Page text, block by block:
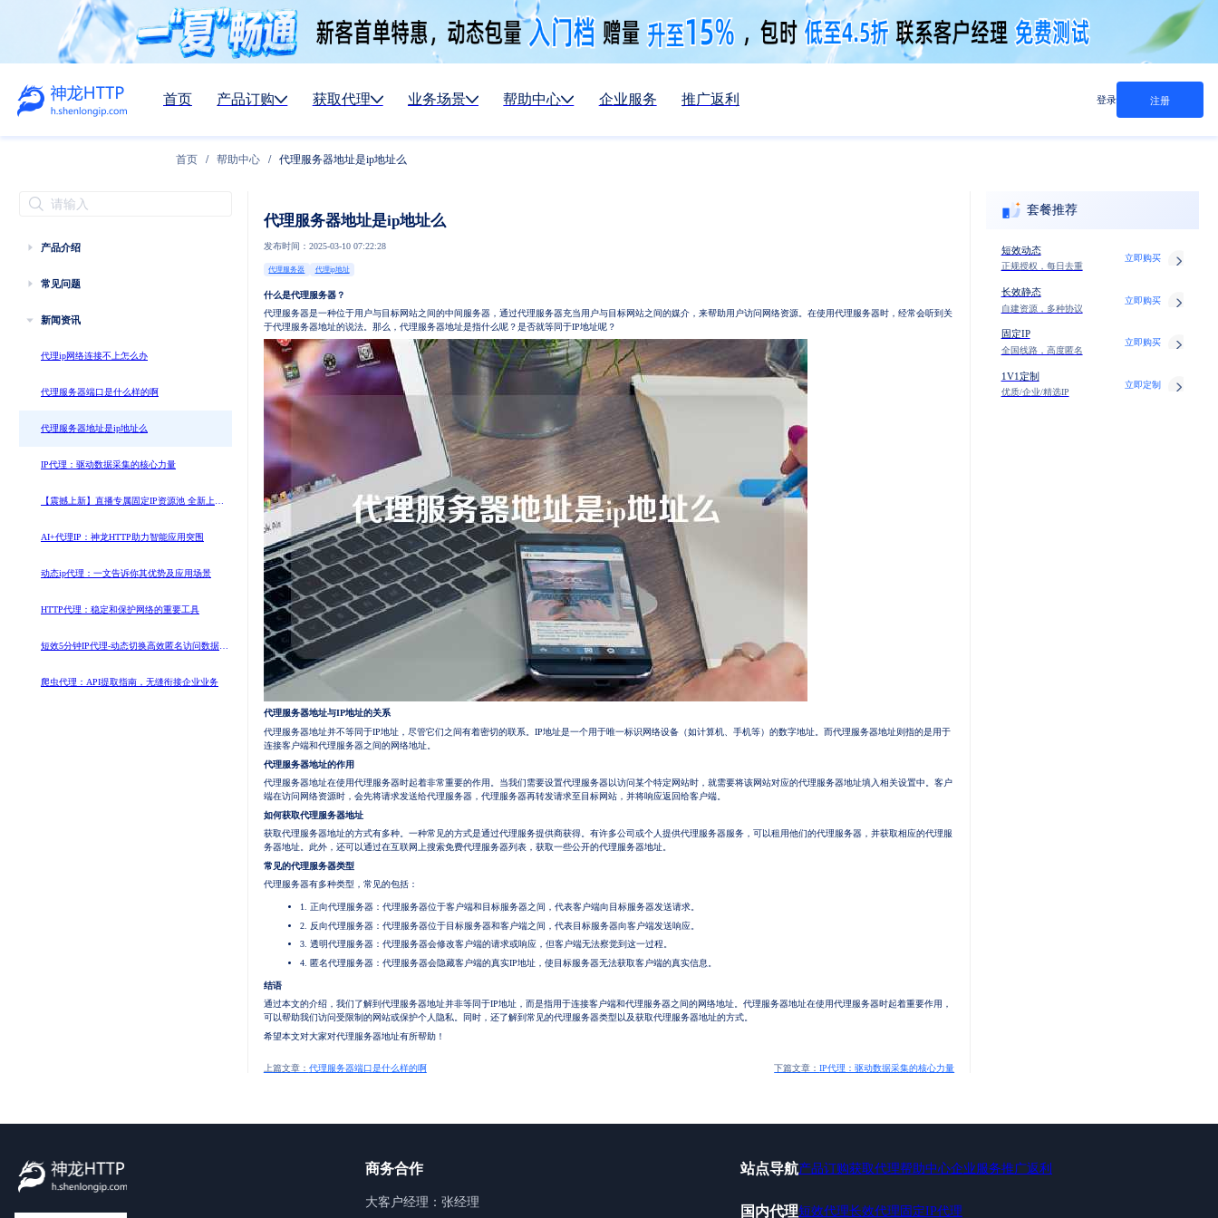
首页 产品订购 获取代理 业务场景 帮助中心 企业服务 推广返利 登录 注册
首页 / 帮助中心 / 代理服务器地址是ip地址么
产品介绍
常见问题
新闻资讯
代理ip网络连接不上怎么办
代理服务器端口是什么样的啊
代理服务器地址是ip地址么
IP代理：驱动数据采集的核心力量
【震撼上新】直播专属固定IP资源池 全新上
线！
AI+代理IP：神龙HTTP助力智能应用突围
动态ip代理：一文告诉你其优势及应用场景
HTTP代理：稳定和保护网络的重要工具
短效5分钟IP代理-动态切换高效匿名访问数据采
集专用
爬虫代理：API提取指南，无缝衔接企业业务
代理服务器地址是ip地址么
发布时间：2025-03-10 07:22:28
代理服务器 代理ip地址
什么是代理服务器？
代理服务器是一种位于用户与目标网站之间的中间服务器，通过代理服务器充当用户与目标网站之间的媒介，来帮助用户访问网络资源。在使用代理服务器时，经常会听到关
于代理服务器地址的说法。那么，代理服务器地址是指什么呢？是否就等同于IP地址呢？
代理服务器地址与IP地址的关系
代理服务器地址并不等同于IP地址，尽管它们之间有着密切的联系。IP地址是一个用于唯一标识网络设备（如计算机、手机等）的数字地址。而代理服务器地址则指的是用于
连接客户端和代理服务器之间的网络地址。
代理服务器地址的作用
代理服务器地址在使用代理服务器时起着非常重要的作用。当我们需要设置代理服务器以访问某个特定网站时，就需要将该网站对应的代理服务器地址填入相关设置中。客户
端在访问网络资源时，会先将请求发送给代理服务器，代理服务器再转发请求至目标网站，并将响应返回给客户端。
如何获取代理服务器地址
获取代理服务器地址的方式有多种。一种常见的方式是通过代理服务提供商获得。有许多公司或个人提供代理服务器服务，可以租用他们的代理服务器，并获取相应的代理服
务器地址。此外，还可以通过在互联网上搜索免费代理服务器列表，获取一些公开的代理服务器地址。
常见的代理服务器类型
代理服务器有多种类型，常见的包括：
1. 正向代理服务器：代理服务器位于客户端和目标服务器之间，代表客户端向目标服务器发送请求。
2. 反向代理服务器：代理服务器位于目标服务器和客户端之间，代表目标服务器向客户端发送响应。
3. 透明代理服务器：代理服务器会修改客户端的请求或响应，但客户端无法察觉到这一过程。
4. 匿名代理服务器：代理服务器会隐藏客户端的真实IP地址，使目标服务器无法获取客户端的真实信息。
结语
通过本文的介绍，我们了解到代理服务器地址并非等同于IP地址，而是指用于连接客户端和代理服务器之间的网络地址。代理服务器地址在使用代理服务器时起着重要作用，
可以帮助我们访问受限制的网站或保护个人隐私。同时，还了解到常见的代理服务器类型以及获取代理服务器地址的方式。
希望本文对大家对代理服务器地址有所帮助！
上篇文章： 代理服务器端口是什么样的啊 下篇文章：IP代理：驱动数据采集的核心力量
套餐推荐
短效动态
正规授权，每日去重
立即购买
长效静态
自建资源，多种协议
立即购买
固定IP
全国线路，高度匿名
立即购买
1V1定制
优质/企业/精选IP
立即定制
商务合作
大客户经理：张经理
站点导航产品订购获取代理帮助中心企业服务推广返利
国内代理短效代理长效代理 固定IP代理